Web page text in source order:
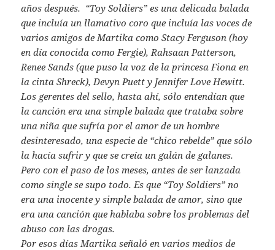
años después. “Toy Soldiers” es una delicada balada
que incluía un llamativo coro que incluía las voces de
varios amigos de Martika como Stacy Ferguson (hoy
en día conocida como Fergie), Rahsaan Patterson,
Renee Sands (que puso la voz de la princesa Fiona en
la cinta Shreck), Devyn Puett y Jennifer Love Hewitt.
Los gerentes del sello, hasta ahí, sólo entendían que
la canción era una simple balada que trataba sobre
una niña que sufría por el amor de un hombre
desinteresado, una especie de “chico rebelde” que sólo
la hacía sufrir y que se creía un galán de galanes.
Pero con el paso de los meses, antes de ser lanzada
como single se supo todo. Es que “Toy Soldiers” no
era una inocente y simple balada de amor, sino que
era una canción que hablaba sobre los problemas del
abuso con las drogas.
Por esos días Martika señaló en varios medios de